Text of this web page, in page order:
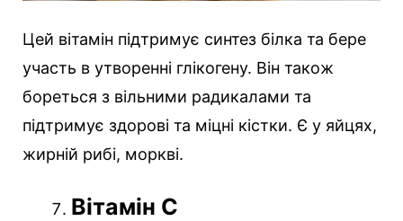
Цей вітамін підтримує синтез білка та бере
участь в утворенні глікогену. Він також
бореться з вільними радикалами та
підтримує здорові та міцні кістки. Є у яйцях,
жирній рибі, моркві.
Вітамін C